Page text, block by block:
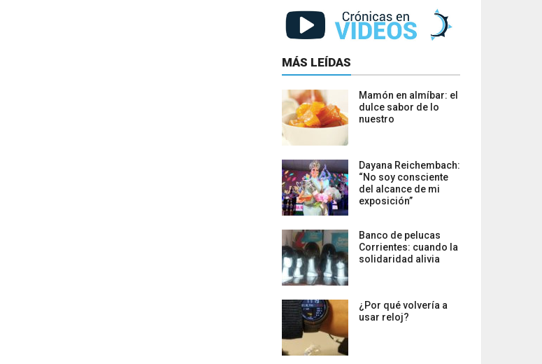
MÁS LEÍDAS
Mamón en almíbar: el
dulce sabor de lo
nuestro
Dayana Reichembach:
“No soy consciente
del alcance de mi
exposición”
Banco de pelucas
Corrientes: cuando la
solidaridad alivia
¿Por qué volvería a
usar reloj?